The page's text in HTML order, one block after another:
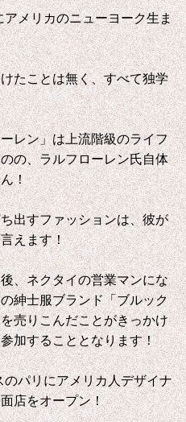
メリカのニューヨーク生ま
たことは無く、すべて独学
レン」は上流階級のライフ
の、ラルフローレン氏自体
！
出すファッションは、彼が
えます！
、ネクタイの営業マンにな
紳士服ブランド「ブルック
売りこんだことがきっかけ
加することとなります！
パリにアメリカ人デザイナ
店をオープン！